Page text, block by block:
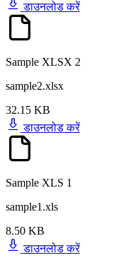
डाउनलोड करें
Sample XLSX 2
sample2.xlsx
32.15 KB
डाउनलोड करें
Sample XLS 1
sample1.xls
8.50 KB
डाउनलोड करें